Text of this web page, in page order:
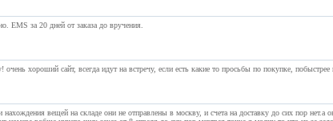
EMS за 20 дней от заказа до вручения.
хороший сайт, всегда идут на встречу, если есть какие то просьбы по покупке,
нахождения вещей на складе они не отправлены в москву, и счета на доставку до сих пор нет.а